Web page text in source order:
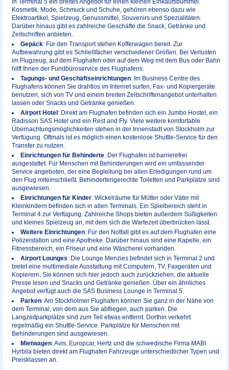
Kosmetik, Mode, Schmuck und Schuhe, gehören ebenso dazu wie
Elektroartikel, Spielzeug, Genussmittel, Souvenirs und Spezialitäten.
Darüber hinaus gibt es zahlreiche Geschäfte die Snack, Getränke und
Zeitschriften anbieten.
Gepäck: Für den Transport stehen Kofferwagen bereit. Zur
Aufbewahrung gibt es Schließfächer verschiedener Größen. Bei Verlusten
im Flugzeug, auf dem Flughafen oder auf dem Weg mit dem Bus oder Bahn
hilft Ihnen der Fundbüroservice des Flughafens.
Tagungs- und Geschäftseinrichtungen: Im Business Centre des
Flughafens können Sie drahtlos im Internet surfen, Fax- und Kopiergeräte
benutzen, sich von TV und einem breiten Zeitschriftenangebot unterhalten
lassen oder Snacks und Getränke genießen.
Airport Hotel: Direkt am Flughafen befinden sich ein Jumbo Hostel, ein
Radisson SAS Hotel und ein Rest and Fly. Viele weitere komfortable
Übernachtungsmöglichkeiten stehen in der Innenstadt von Stockholm zur
Verfügung. Oftmals ist es möglich einen kostenlose Shuttle-Service für den
Transfer zu nutzen.
Einrichtungen für Behinderte: Der Flughafen ist barrierefrei
ausgestattet. Für Menschen mit Behinderungen wird ein umfassender
Service angeboten, der eine Begleitung bei allen Erledigungen rund um
den Flug miteinschließt. Behindertengerechte Toiletten und Parkplätze sind
ausgewiesen.
Einrichtungen für Kinder: Wickelräume für Mütter oder Väter mit
Kleinkindern befinden sich in allen Terminals. Ein Spielbereich steht in
Terminal 4 zur Verfügung. Zahlreiche Shops bieten außerdem Süßigkeiten
und kleines Spielzeug an, mit dem sich die Wartezeit überbrücken lässt.
Weitere Einrichtungen: Für den Notfall gibt es auf dem Flughafen eine
Polizeistation und eine Apotheke. Darüber hinaus sind eine Kapelle, ein
Fitnessbereich, ein Friseur und eine Wäscherei vorhanden.
Airport Lounges: Die Lounge Menzies befindet sich in Terminal 2 und
bietet eine multimediale Ausstattung mit Computern, TV, Faxgeräten und
Kopierern. Sie können sich hier jedoch auch zurückziehen, die aktuelle
Presse lesen und Snacks und Getränke genießen. Über ein ähnliches
Angebot verfügt auch die SAS Business Lounge in Terminal 5.
Parken: Am Stockholmer Flughafen können Sie ganz in der Nähe von
dem Terminal, von dem aus Sie abfliegen, auch parken. Die
Langzeitparkplätze sind zum Teil etwas entfernt. Dorthin verkehrt
regelmäßig ein Shuttle-Service. Parkplätze für Menschen mit
Behinderungen sind ausgewiesen.
Mietwagen: Avis, Europcar, Hertz und die schwedische Firma MABI
Hyrbila bieten direkt am Flughafen Fahrzeuge unterschiedlicher Typen und
Preisklassen an.